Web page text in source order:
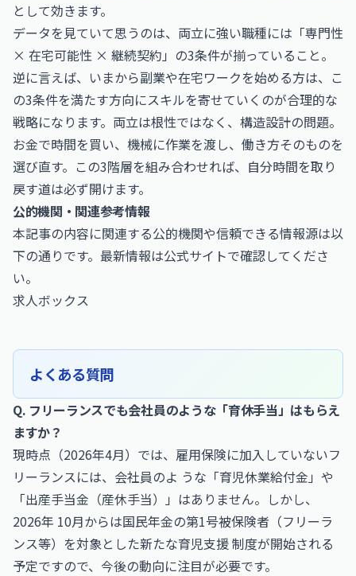
として効きます。
データを見ていて思うのは、両立に強い職種には「専門性
× 在宅可能性 × 継続契約」の3条件が揃っていること。
逆に言えば、いまから副業や在宅ワークを始める方は、こ
の3条件を満たす方向にスキルを寄せていくのが合理的な
戦略になります。両立は根性ではなく、構造設計の問題。
お金で時間を買い、機械に作業を渡し、働き方そのものを
選び直す。この3階層を組み合わせれば、自分時間を取り
戻す道は必ず開けます。
公的機関・関連参考情報
本記事の内容に関連する公的機関や信頼できる情報源は以
下の通りです。最新情報は公式サイトで確認してくださ
い。
求人ボックス
よくある質問
Q. フリーランスでも会社員のような「育休手当」はもらえ
ますか？
現時点（2026年4月）では、雇用保険に加入していないフ
リーランスには、会社員のよ うな「育児休業給付金」や
「出産手当金（産休手当）」はありません。しかし、
2026年 10月からは国民年金の第1号被保険者（フリーラ
ンス等）を対象とした新たな育児支援 制度が開始される
予定ですので、今後の動向に注目が必要です。